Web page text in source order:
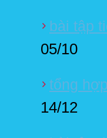
bài tập
05/10
tổng
14/12